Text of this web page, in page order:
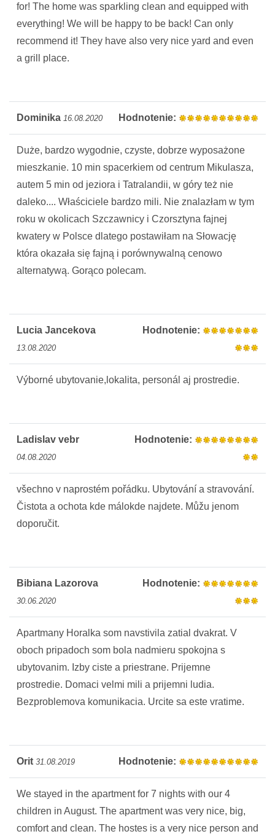
for! The home was sparkling clean and equipped with
everything! We will be happy to be back! Can only
recommend it! They have also very nice yard and even
a grill place.
Dominika 16.08.2020 Hodnotenie:
Duże, bardzo wygodnie, czyste, dobrze wyposażone
mieszkanie. 10 min spacerkiem od centrum Mikulasza,
autem 5 min od jeziora i Tatralandii, w góry też nie
daleko.... Właściciele bardzo mili. Nie znalazłam w tym
roku w okolicach Szczawnicy i Czorsztyna fajnej
kwatery w Polsce dlatego postawiłam na Słowację
która okazała się fajną i porównywalną cenowo
alternatywą. Gorąco polecam.
Lucia Jancekova
13.08.2020
Hodnotenie:
Výborné ubytovanie,lokalita, personál aj prostredie.
Ladislav vebr
04.08.2020
Hodnotenie:
všechno v naprostém pořádku. Ubytování a stravování.
Čistota a ochota kde málokde najdete. Můžu jenom
doporučit.
Bibiana Lazorova
30.06.2020
Hodnotenie:
Apartmany Horalka som navstivila zatial dvakrat. V
oboch pripadoch som bola nadmieru spokojna s
ubytovanim. Izby ciste a priestrane. Prijemne
prostredie. Domaci velmi mili a prijemni ludia.
Bezproblemova komunikacia. Urcite sa este vratime.
Orit 31.08.2019 Hodnotenie:
We stayed in the apartment for 7 nights with our 4
children in August. The apartment was very nice, big,
comfort and clean. The hostes is a very nice person and